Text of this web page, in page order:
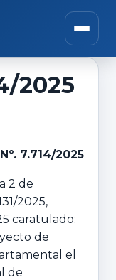
Abrir
2025
7.714/2025
2 de
2025,
caratulado:
de
el
de